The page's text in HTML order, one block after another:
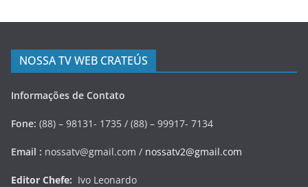
NOSSA TV WEB CRATEÚS
Informações de Contato
Fone: (88) – 98131- 1735 / (88) – 99917- 7134
Email : nossatv@gmail.com / nossatv2@gmail.com
Editor Chefe: Ivo Leonardo